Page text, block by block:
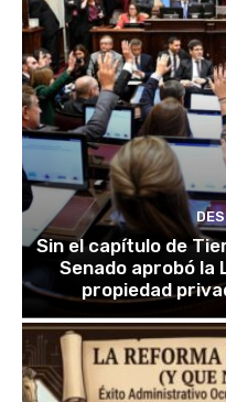
Sin el capítulo de
Senado aprobó la
propiedad